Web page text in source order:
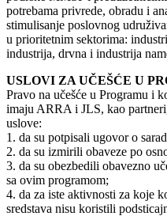
potrebama privrede, obradu i
stimulisanje poslovnog
u prioritetnim sektorima:
industrija, drvna i industrija
USLOVI ZA UČEŠĆE U
Pravo na učešće u Programu i
imaju ARRA i JLS, kao
uslove:
1. da su potpisali ugovor o
2. da su izmirili obaveze po
3. da su obezbedili obavezno
sa ovim programom;
4. da za iste aktivnosti za koje
sredstava nisu koristili